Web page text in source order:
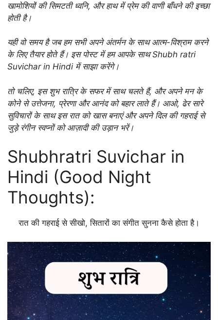
खामोशियों की सिमटती ध्वनि, और हाथ में प्रेम की वाणी बाँधने की इच्छा
होती है।
यही वो समय है जब हम सभी अपने अंतर्मन के साथ आत्म-विश्राम करने
के लिए तैयार होते हैं। इस पोस्ट में हम आपके साथ Shubh ratri
Suvichar in Hindi में साझा करेंगे।
तो चलिए, इस शुभ रात्रि के सफर में साथ चलते हैं, और अपने मन के
कोने से उत्तेजना, प्रेरणा और आनंद को बहार लाते हैं। आओ, ढेर सारे
सुविचारों के साथ इस रात को खास बनाएं और अपने दिल की गहराई से
जुड़े रंगीन स्वप्नों को आज़ादी की उड़ान भरें।
Shubhratri Suvichar in
Hindi (Good Night
Thoughts):
रात की गहराई से सीखो, सितारों का संगीत सुनना कैसे होता है।